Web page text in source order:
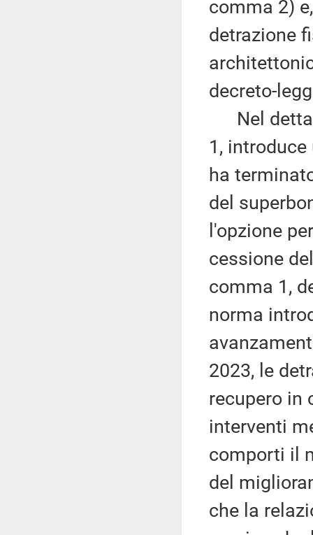
comma 2)
detrazione
decreto-
Nel
1,
ha
del
l'opzione
cessione
comma 1,
norma
2023, le
recupero in
interventi
comporti il
del
che la